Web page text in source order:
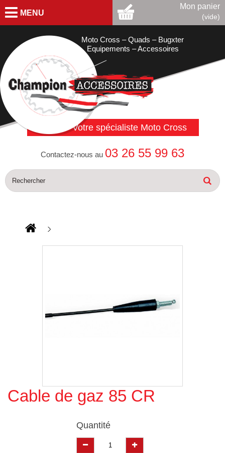
MENU
Mon panier
(vide)
Moto Cross – Quads – Bugxter
Equipements – Accessoires
Votre spécialiste Moto Cross
Contactez-nous au 03 26 55 99 63
Agrandir l'image
Cable de gaz 85 CR
Quantité